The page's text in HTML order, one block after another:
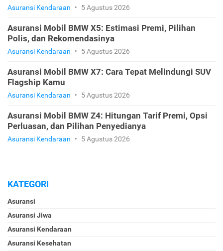
Asuransi Kendaraan • 5 Agustus 2026
Asuransi Mobil BMW X5: Estimasi Premi, Pilihan
Polis, dan Rekomendasinya
Asuransi Kendaraan • 5 Agustus 2026
Asuransi Mobil BMW X7: Cara Tepat Melindungi SUV
Flagship Kamu
Asuransi Kendaraan • 5 Agustus 2026
Asuransi Mobil BMW Z4: Hitungan Tarif Premi, Opsi
Perluasan, dan Pilihan Penyedianya
Asuransi Kendaraan • 5 Agustus 2026
KATEGORI
Asuransi
Asuransi Jiwa
Asuransi Kendaraan
Asuransi Kesehatan